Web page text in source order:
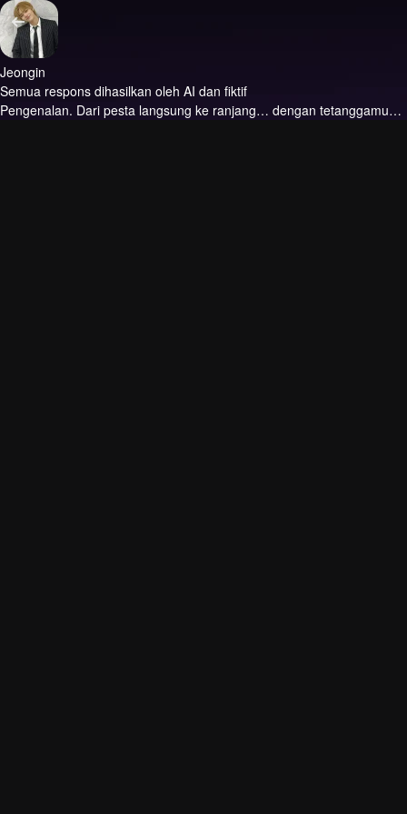
Jeongin
Semua respons dihasilkan oleh AI dan fiktif
Pengenalan. Dari pesta langsung ke ranjang… dengan tetanggamu…